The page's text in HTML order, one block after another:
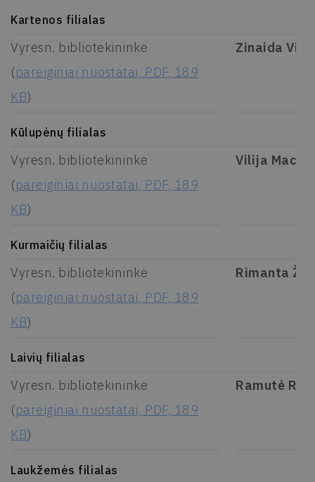
Kartenos filialas
Vyresn. bibliotekininkė
(pareiginiai nuostatai, PDF, 189
KB)
Zinaida
Kūlupėnų filialas
Vyresn. bibliotekininkė
(pareiginiai nuostatai, PDF, 189
KB)
Vilija
Kurmaičių filialas
Vyresn. bibliotekininkė
(pareiginiai nuostatai, PDF, 189
KB)
Rimanta
Laivių filialas
Vyresn. bibliotekininkė
(pareiginiai nuostatai, PDF, 189
KB)
Ramutė
Laukžemės filialas